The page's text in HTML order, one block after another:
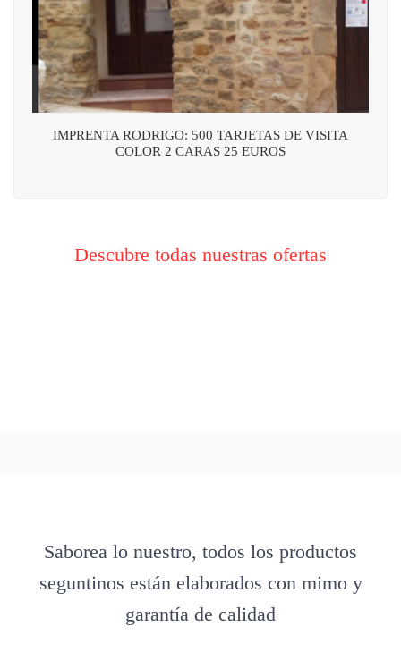
IMPRENTA RODRIGO: 500 TARJETAS DE VISITA
COLOR 2 CARAS 25 EUROS
Descubre todas nuestras ofertas
Saborea lo nuestro, todos los productos
seguntinos están elaborados con mimo y
garantía de calidad